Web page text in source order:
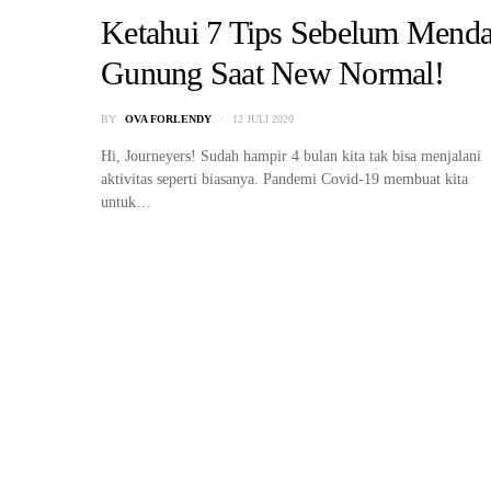
Ketahui 7 Tips Sebelum
Gunung Saat New Normal!
BY OVA FORLENDY 12 JULI 2020
Hi, Journeyers! Sudah hampir 4 bulan kita tak bisa menjalani
aktivitas seperti biasanya. Pandemi Covid-19 membuat kita
untuk…